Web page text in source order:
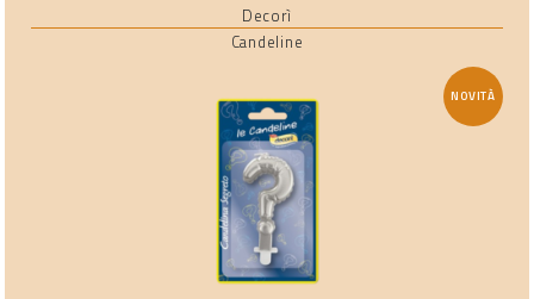
Decorì
Candeline
NOVITÀ